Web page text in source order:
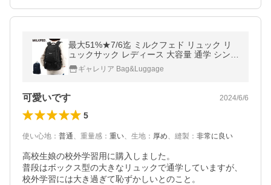
最大51%★7/6迄 ミルクフェド リュック リ
ュックサック レディース 大容量 通学 シンプ
ル 黒 A4 MILKFED. BIG BACKPACK BAR バ
ックパックバー 03164033
ギャレリア Bag&Luggage
可愛いです 2024/6/6
5
使い心地 ： 普通、 重量感 ： 重い、 生地 ： 厚め、 縫製 ： 非常に良い
高校生娘の校外学習用に購入しました。
普段はボックス型の大きなリュックで通学していますが、
校外学習には大き過ぎて恥ずかしいとのこと。